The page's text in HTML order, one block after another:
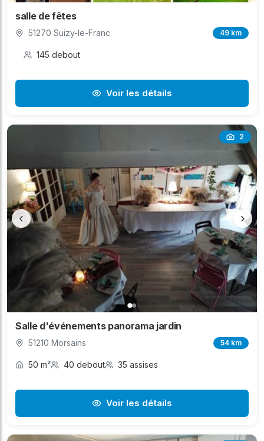
salle de fêtes
51270 Suizy-le-Franc 49 km
145 debout
Voir les détails
2
‹ ›
Salle d'événements panorama jardin
51210 Morsains 54 km
50 m² 40 debout 35 assises
Voir les détails